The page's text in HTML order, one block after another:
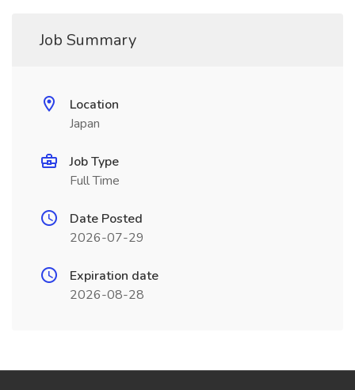
Job Summary
Location
Japan
Job Type
Full Time
Date Posted
2026-07-29
Expiration date
2026-08-28